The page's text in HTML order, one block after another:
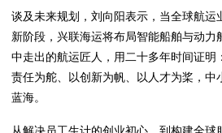
谈及未来规划，刘向阳表示，当全球航运
新阶段，兴联海运将布局智能船舶与动
中走出的航运匠人，用二十多年时间证明
责任为舵、以创新为帆、以人才为桨，中
蓝海。
从解决员工生计的创业初心，到构建全